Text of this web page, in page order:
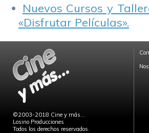
Nuevos Cursos y
«Disfrutar Películas».
©2003-2018 Cine y más...
Losino Producciones
Todos los derechos reservados.